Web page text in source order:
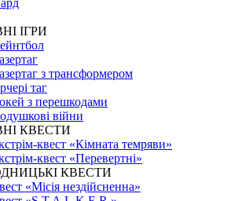
ІГРИ
з трансформером
таг
з перешкодами
війни
КВЕСТИ
квест «Кімната темряви»
квест «Перевертні»
КВЕСТИ
«Місія нездійсненна»